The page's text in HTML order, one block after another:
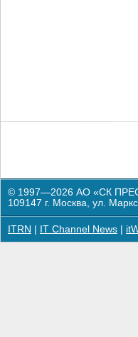
© 1997—2026 АО «СК
109147 г. Москва, ул.
ITRN IT Channel News